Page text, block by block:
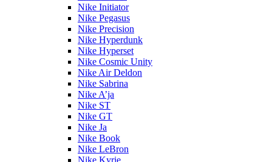
Nike Initiator
Nike Pegasus
Nike Precision
Nike Hyperdunk
Nike Hyperset
Nike Cosmic Unity
Nike Air Deldon
Nike Sabrina
Nike A’ja
Nike ST
Nike GT
Nike Ja
Nike Book
Nike LeBron